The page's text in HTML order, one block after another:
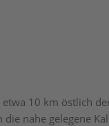
etwa 10 km östlich
nahe gelegene